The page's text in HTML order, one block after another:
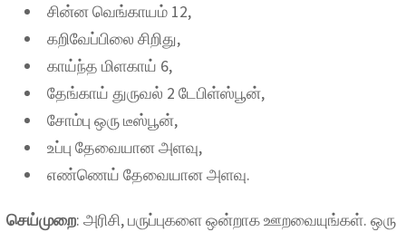
சின்ன வெங்காயம் 12,
கறிவேப்பிலை சிறிது,
காய்ந்த மிளகாய் 6,
தேங்காய் துருவல் 2 டேபிள்ஸ்பூன்,
சோம்பு ஒரு டீஸ்பூன்,
உப்பு தேவையான அளவு,
எண்ணெய் தேவையான அளவு.
செய்முறை: அரிசி, பருப்புகளை ஒன்றாக ஊறவையுங்கள். ஒரு